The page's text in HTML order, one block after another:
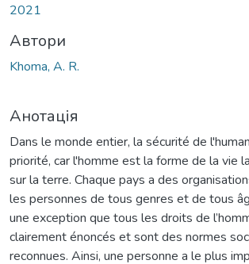
2021
Автори
Khoma, A. R.
Анотація
Dans le monde entier, la sécurité de
priorité, car l'homme est la forme de la vie
sur la terre. Chaque pays a des
les personnes de tous genres et de tous
une exception que tous les droits de
clairement énoncés et sont des normes
reconnues. Ainsi, une personne a le plus